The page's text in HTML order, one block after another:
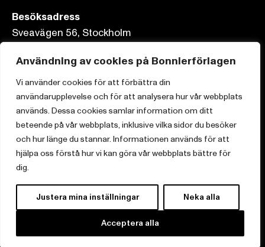
Användning av cookies på Bonnierförlagen
Vi använder cookies för att förbättra din
användarupplevelse och för att analysera hur vår webbplats
används. Dessa cookies samlar information om ditt
beteende på vår webbplats, inklusive vilka sidor du besöker
och hur länge du stannar. Informationen används för att
hjälpa oss förstå hur vi kan göra vår webbplats bättre för
dig.
Justera mina inställningar Neka alla
Acceptera alla
Besöksadress
Sveavägen 56, Stockholm
Postadress
Box 3159, 103 63 Stockholm
Om Bonnierförlagen
Cookies
Integritetspolicy